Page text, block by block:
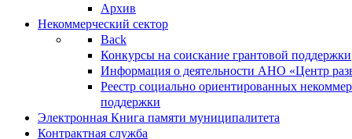
Архив
Некоммерческий сектор
Back
Конкурсы на соискание грантовой поддержки
Информация о деятельности АНО «Центр
Реестр социально ориентированных
поддержки
Электронная Книга памяти муниципалитета
Контрактная служба